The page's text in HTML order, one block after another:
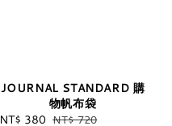
JOURNAL STANDARD 購
物帆布袋
Sale
NT$ 380 Regular
NT$ 720